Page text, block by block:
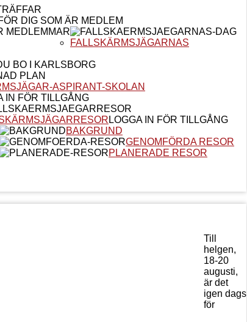
DIG SOM ÄR MEDLEM
MEDLEMMAR
FALLSKÄRMSJÄGARNAS
BO I KARLSBORG
PLAN
ASPIRANT-SKOLAN
IN FÖR TILLGÅNG
LOGGA IN FÖR TILLGÅNG
BAKGRUND
GENOMFÖRDA RESOR
PLANERADE RESOR
Till
helgen,
18-20
augusti,
är det
igen dags
för